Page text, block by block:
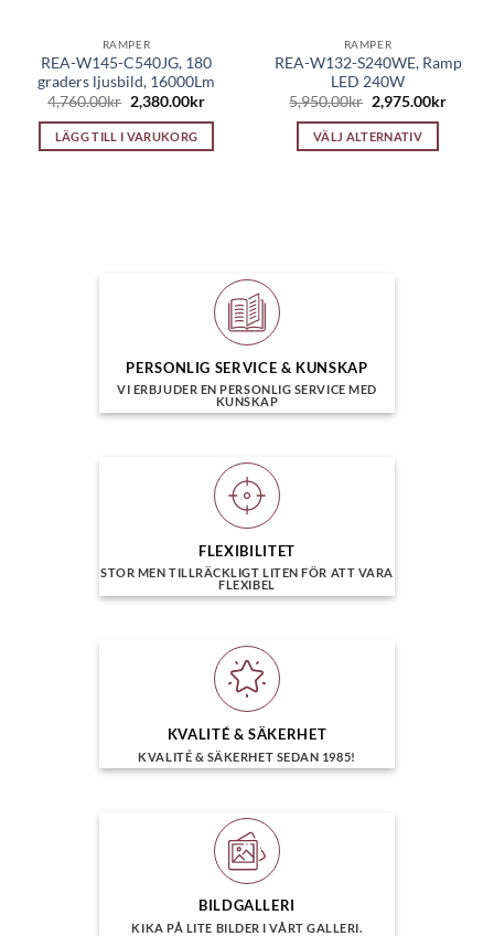
RAMPER
REA-W145-C540JG, 180
graders ljusbild, 16000Lm
4,760.00kr Det
ursprungliga
priset
var:
2,380.00krDet
priset
LÄGG TILL I VARUKORG
RAMPER
REA-W132-S240WE, Ramp
LED 240W
5,950.00kr Det
ursprungliga
priset
var:
2,975.00krDet
VÄLJ ALTERNATIV
kan
väljas
på
PERSONLIG SERVICE & KUNSKAP
VI ERBJUDER EN PERSONLIG SERVICE MED
KUNSKAP
FLEXIBILITET
STOR MEN TILLRÄCKLIGT LITEN FÖR ATT VARA
FLEXIBEL
KVALITÉ & SÄKERHET
KVALITÉ & SÄKERHET SEDAN 1985!
BILDGALLERI
KIKA PÅ LITE BILDER I VÅRT GALLERI.